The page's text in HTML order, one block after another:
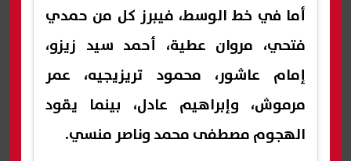
أما في خط الوسط، فيبرز كل من حمدي
فتحي، مروان عطية، أحمد سيد زيزو،
إمام عاشور، محمود تريزيجيه، عمر
مرموش، وإبراهيم عادل، بينما يقود
الهجوم مصطفى محمد وناصر منسي.